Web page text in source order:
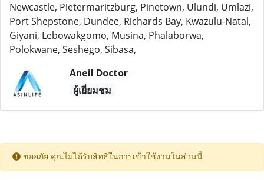
Newcastle, Pietermaritzburg, Pinetown, Ulundi, Umlazi,
Port Shepstone, Dundee, Richards Bay, Kwazulu-Natal,
Giyani, Lebowakgomo, Musina, Phalaborwa,
Polokwane, Seshego, Sibasa,
Aneil Doctor
ผู้เยี่ยมชม
ขออภัย คุณไม่ได้รับสิทธิในการเข้าใช้งานในส่วนนี้